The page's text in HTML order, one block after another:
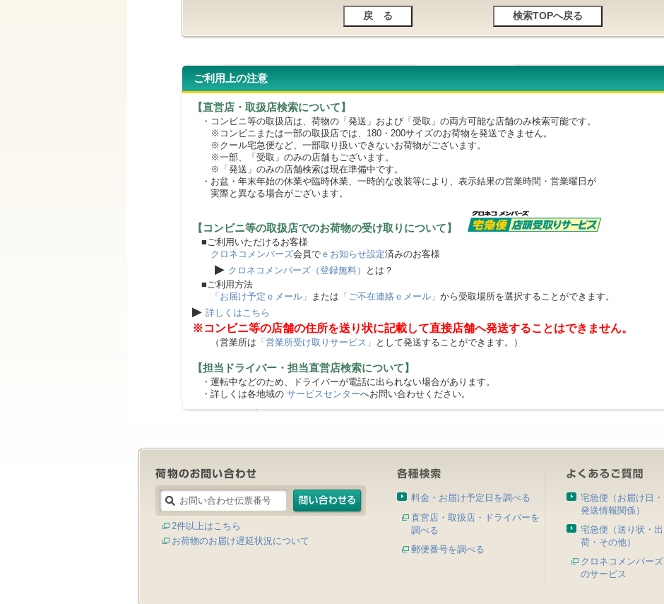
ご利用上の注意
【直営店・取扱店検索について】
・コンビニ等の取扱店は、荷物の「発送」および「受取」の両方可能な店舗のみ検索可能です。
※コンビニまたは一部の取扱店では、180・200サイズのお荷物を発送できません。
※クール宅急便など、一部取り扱いできないお荷物がございます。
※一部、「受取」のみの店舗もございます。
※「発送」のみの店舗検索は現在準備中です。
・お盆・年末年始の休業や臨時休業、一時的な改装等により、表示結果の営業時間・営業曜日が
実際と異なる場合がございます。
【コンビニ等の取扱店でのお荷物の受け取りについて】
■ご利用いただけるお客様
クロネコメンバーズ会員で ｅお知らせ設定済みのお客様
▶ クロネコメンバーズ（登録無料）
とは？
■ご利用方法
「お届け予定ｅメール」 または 「ご不在連絡ｅメール」 から受取場所を選択することができます。
▶ 詳しくはこちら
※コンビニ等の店舗の住所を送り状に記載して直接店舗へ発送することはできません。
（営業所は 「営業所受け取りサービス」 として発送することができます。）
【担当ドライバー・担当直営店検索について】
・運転中などのため、ドライバーが電話に出られない場合があります。
・詳しくは各地域の サービスセンターへお問い合わせください。
2件以上はこちら
お荷物のお届け遅延状況について
料金・お届け予定日を調べる
直営店・取扱店・ドライバーを
調べる
郵便番号を調べる
宅急便（お届け日・
発送情報関係）
宅急便（送り状・出
荷・その他）
クロネコメンバーズ
のサービス